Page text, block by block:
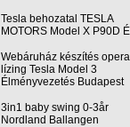
Tesla behozatal TESLA
MOTORS Model X P90D
Webáruház készítés
lízing Tesla Model 3
Élményvezetés Budapest
3in1 baby swing 0-3år
Nordland Ballangen